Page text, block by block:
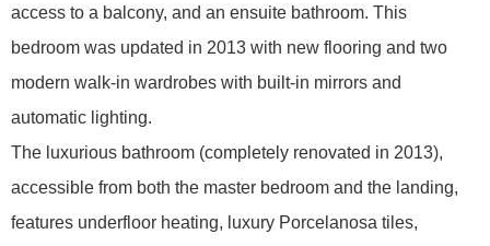
access to a balcony, and an ensuite bathroom. This
bedroom was updated in 2013 with new flooring and two
modern walk-in wardrobes with built-in mirrors and
automatic lighting.
The luxurious bathroom (completely renovated in 2013),
accessible from both the master bedroom and the landing,
features underfloor heating, luxury Porcelanosa tiles,